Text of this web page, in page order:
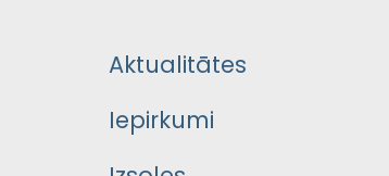
Aktualitātes
Iepirkumi